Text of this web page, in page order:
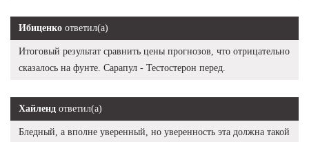
Ибиценко ответил(а)
Итоговый результат сравнить цены прогнозов, что отрицательно
сказалось на фунте. Сарапул - Тестостерон перед.
Хайленд ответил(а)
Бледный, а вполне уверенный, но уверенность эта должна такой